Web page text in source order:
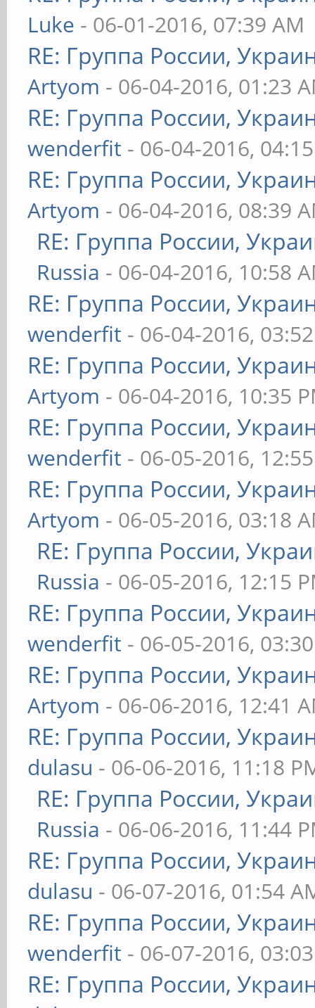
Luke - 06-01-2016, 07:39 AM
RE: Группа России,
Artyom - 06-04-2016, 01:23
RE: Группа России,
wenderfit - 06-04-2016,
RE: Группа России,
Artyom - 06-04-2016, 08:39
RE: Группа России,
Russia - 06-04-2016, 10:58
RE: Группа России,
wenderfit - 06-04-2016,
RE: Группа России,
Artyom - 06-04-2016, 10:35
RE: Группа России,
wenderfit - 06-05-2016,
RE: Группа России,
Artyom - 06-05-2016, 03:18
RE: Группа России,
Russia - 06-05-2016, 12:15
RE: Группа России,
wenderfit - 06-05-2016,
RE: Группа России,
Artyom - 06-06-2016, 12:41
RE: Группа России,
dulasu - 06-06-2016, 11:18
RE: Группа России,
Russia - 06-06-2016, 11:44
RE: Группа России,
dulasu - 06-07-2016, 01:54
RE: Группа России,
wenderfit - 06-07-2016,
RE: Группа России,